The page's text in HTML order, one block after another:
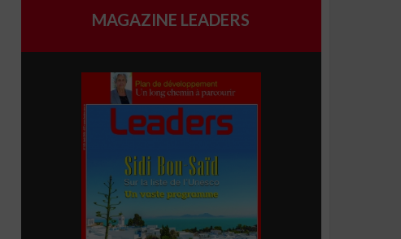
MAGAZINE LEADERS